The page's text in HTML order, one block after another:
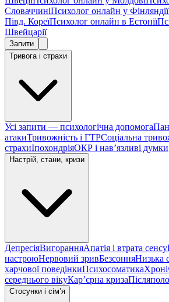
СловаччиніПсихолог онлайн у Фінляндії
Півд. КореїПсихолог онлайн в Естонії
Швейцарії
Запити
Тривога і страхи
Усі запити — психологічна допомога
атакиТривожність і ГТРСоціальна
страхиІпохондріяОКР і навʼязливі думки
Настрій, стани, кризи
ДепресіяВигоранняАпатія і втрата сенсу
настроюНервовий зривБезсонняНизька
харчової поведінкиПсихосоматика
середнього вікуКарʼєрна криза
Стосунки і сімʼя